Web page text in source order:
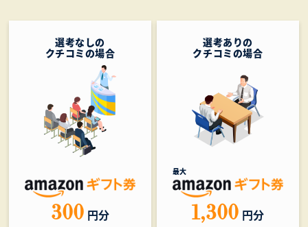
選考なしの
クチコミの場合
300 円分
選考ありの
クチコミの場合
最大
1,300 円分